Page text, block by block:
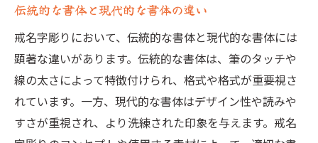
美しさと意味を兼ね備えた戒名字彫りの書体選
びの基準
書体選びの基本的な基準とは
美しさを追求するための書体の選び方
意味を込めた書体を選ぶポイント
伝統的な書体と最新の書体の選び方
伝統的な書体と現代的な書体の違い
戒名字彫りにおいて、伝統的な書体と現代的な書体には
顕著な違いがあります。伝統的な書体は、筆のタッチや
線の太さによって特徴付けられ、格式や格式が重要視さ
れています。一方、現代的な書体はデザイン性や読みや
すさが重視され、より洗練された印象を与えます。戒名